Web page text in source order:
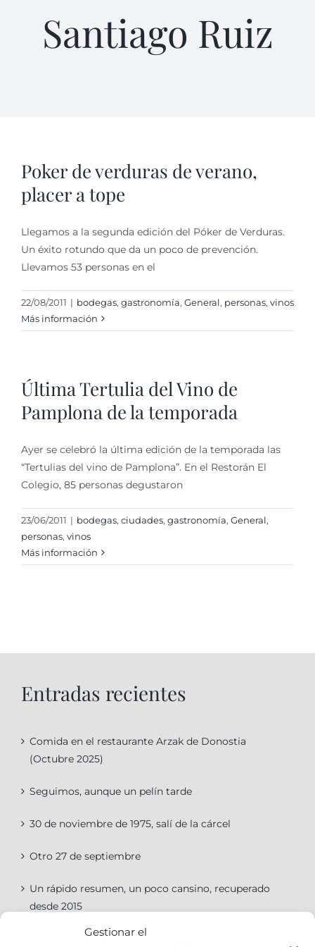
Gestionar el
Santiago Ruiz
Poker de verduras de verano,
placer a tope
Llegamos a la segunda edición del Póker de Verduras.
Un éxito rotundo que da un poco de prevención.
Llevamos 53 personas en el
22/08/2011 | bodegas, gastronomí­a, General, personas, vinos
Más información
Última Tertulia del Vino de
Pamplona de la temporada
Ayer se celebró la última edición de la temporada las
“Tertulias del vino de Pamplona”. En el Restorán El
Colegio, 85 personas degustaron
23/06/2011 | bodegas, ciudades, gastronomí­a, General,
personas, vinos
Más información
Entradas recientes
Comida en el restaurante Arzak de Donostia
(Octubre 2025)
Seguimos, aunque un pelín tarde
30 de noviembre de 1975, salí de la cárcel
Otro 27 de septiembre
Un rápido resumen, un poco cansino, recuperado
desde 2015